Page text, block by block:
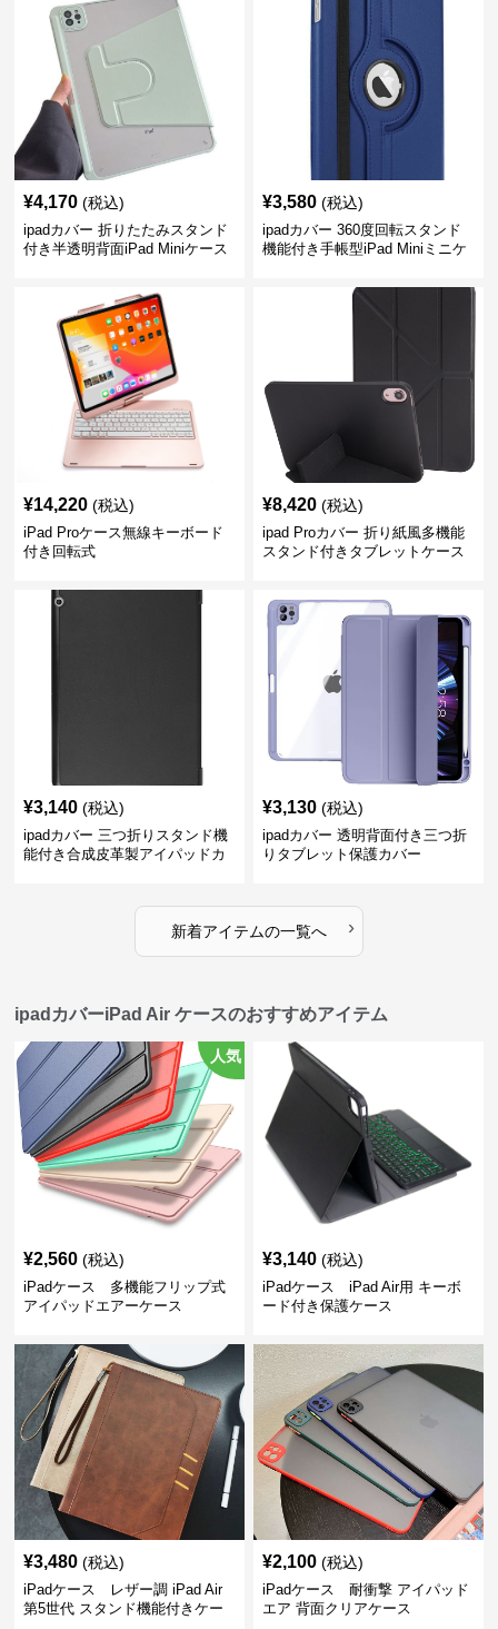
¥4,170 (税込)
ipadカバー 折りたたみスタンド
付き半透明背面iPad Miniケース
¥3,580 (税込)
ipadカバー 360度回転スタンド
機能付き手帳型iPad Miniミニケ
¥14,220 (税込)
iPad Proケース無線キーボード
付き回転式
¥8,420 (税込)
ipad Proカバー 折り紙風多機能
スタンド付きタブレットケース
¥3,140 (税込)
ipadカバー 三つ折りスタンド機
能付き合成皮革製アイパッドカ
¥3,130 (税込)
ipadカバー 透明背面付き三つ折
りタブレット保護カバー
新着アイテムの一覧へ ›
ipadカバーiPad Air ケースのおすすめアイテム
人気
¥2,560 (税込)
iPadケース 多機能フリップ式
アイパッドエアーケース
¥3,140 (税込)
iPadケース iPad Air用 キーボ
ード付き保護ケース
¥3,480 (税込)
iPadケース レザー調 iPad Air
第5世代 スタンド機能付きケー
¥2,100 (税込)
iPadケース 耐衝撃 アイパッド
エア 背面クリアケース